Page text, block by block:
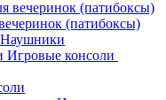
(патибоксы)
Наушники
Игровые консоли